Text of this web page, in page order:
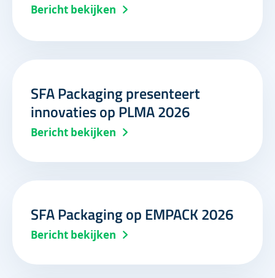
Bericht bekijken
SFA Packaging presenteert
innovaties op PLMA 2026
Bericht bekijken
SFA Packaging op EMPACK 2026
Bericht bekijken